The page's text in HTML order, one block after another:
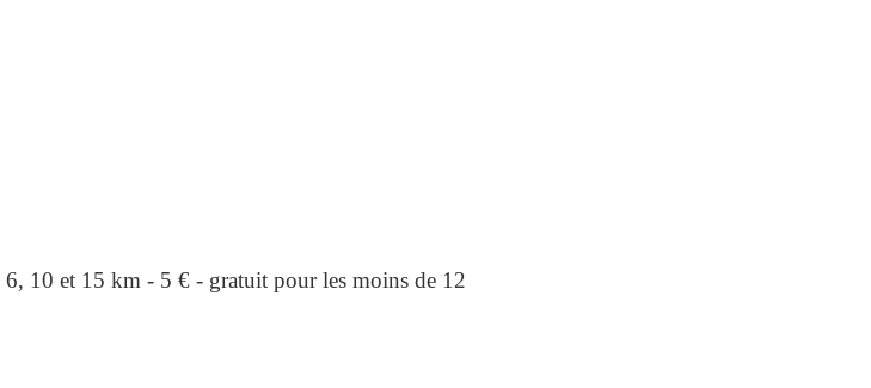
6, 10 et 15 km - 5 € - gratuit pour les moins de 12